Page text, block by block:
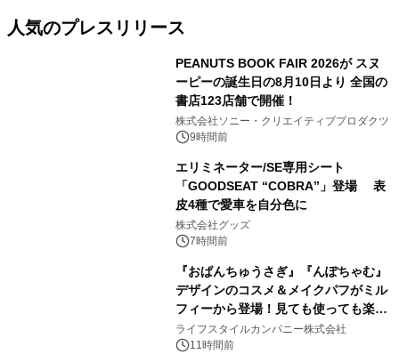
人気のプレスリリース
PEANUTS BOOK FAIR 2026が スヌ
ーピーの誕生日の8月10日より 全国の
書店123店舗で開催！
株式会社ソニー・クリエイティブプロダクツ
9時間前
エリミネーター/SE専用シート
「GOODSEAT “COBRA”」登場 表
皮4種で愛車を自分色に
株式会社グッズ
7時間前
『おぱんちゅうさぎ』『んぽちゃむ』
デザインのコスメ＆メイクパフがミル
フィーから登場！見ても使っても楽し
い、ポップでキュートなコレクショ
ン。
ライフスタイルカンパニー株式会社
11時間前